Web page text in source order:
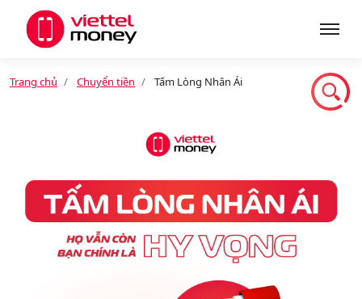
Giới thiệu
Dịch vụ
Tin tức
Trang chủ Chuyển tiền Tấm Lòng Nhân Ái